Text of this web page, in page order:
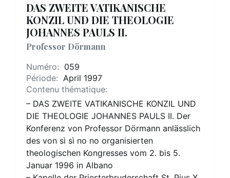
DAS ZWEITE VATIKANISCHE
KONZIL UND DIE THEOLOGIE
JOHANNES PAULS II.
Professor Dörmann
Numéro: 059
Période: April 1997
Contenu thématique:
– DAS ZWEITE VATIKANISCHE KONZIL UND
DIE THEOLOGIE JOHANNES PAULS II. Der
Konferenz von Professor Dörmann anlässlich
des von sì sì no no organisierten
theologischen Kongresses vom 2. bis 5.
Januar 1996 in Albano